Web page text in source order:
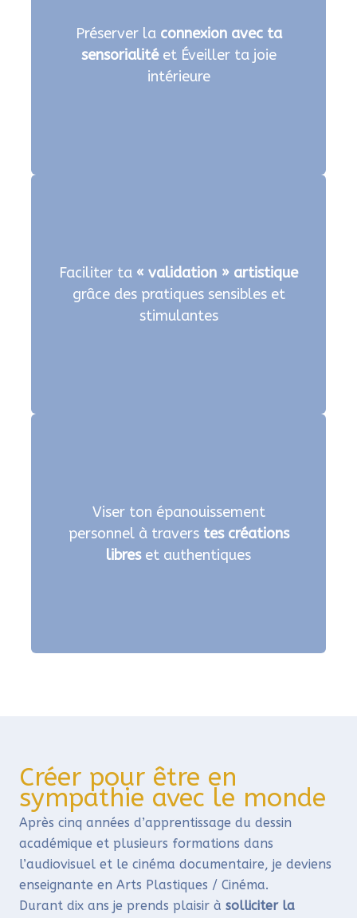
Préserver la connexion avec ta
sensorialitéet Éveiller ta joie
intérieure
Faciliter ta « validation » artistique
grâce des pratiques sensibles et
stimulantes
Viser ton épanouissement
personnel à travers tes créations
libreset authentiques
Créer pour être en
sympathie avec le monde
Après cinq années d’apprentissage du dessin
académique et plusieurs formations dans
l’audiovisuel et le cinéma documentaire, je deviens
enseignante en Arts Plastiques / Cinéma.
Durant dix ans je prends plaisir à solliciter la